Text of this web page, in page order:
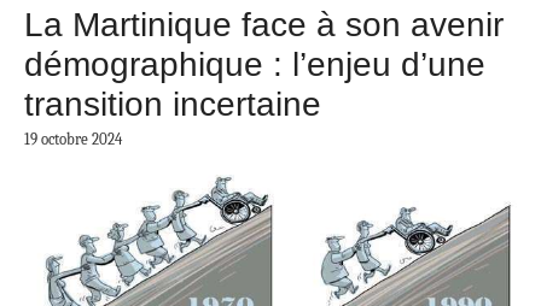
La Martinique face à son avenir
démographique : l’enjeu d’une
transition incertaine
19 octobre 2024